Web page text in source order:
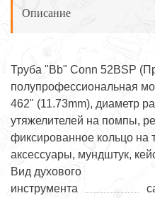
Описание
Труба "Bb" Conn 52BSP
полупрофессиональная
462" (11.73mm), диаметр
утяжелителей на помпы,
фиксированное кольцо
аксессуары, мундштук,
Вид духового
инструмента